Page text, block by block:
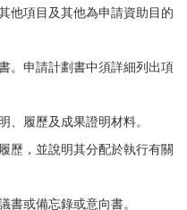
他項目及其他為申請資助目的
。申請計劃書中須詳細列出項
、履歷及成果證明材料。
歷，並說明其分配於執行有關
書或備忘錄或意向書。